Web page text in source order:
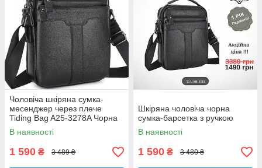
Чоловіча шкіряна сумка-
месенджер через плече
Tiding Bag A25-3278A Чорна
В наявності
1 590 ₴ 3 489 ₴
Шкіряна чоловіча чорна
сумка-барсетка з ручкою
В наявності
1 590 ₴ 3 480 ₴